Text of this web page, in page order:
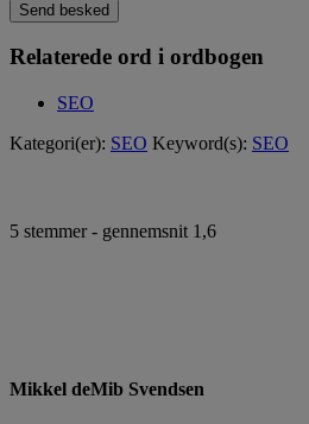
Relaterede ord i ordbogen
SEO
Kategori(er): SEO Keyword(s): SEO
5 stemmer - gennemsnit 1,6
Mikkel deMib Svendsen